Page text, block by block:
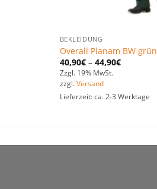
BEKLEIDUNG
Overall Planam BW grün
40,90€– 44,90€
Zzgl. 19% MwSt.
zzgl. Versand
Lieferzeit: ca. 2-3 Werktage